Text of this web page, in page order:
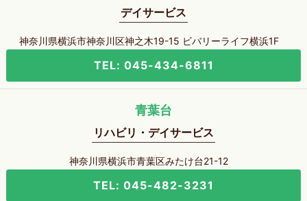
デイサービス
神奈川県横浜市神奈川区神之木19-15 ビバリーライフ横浜1F
TEL: 045-434-6811
青葉台
リハビリ・デイサービス
神奈川県横浜市青葉区みたけ台21-12
TEL: 045-482-3231